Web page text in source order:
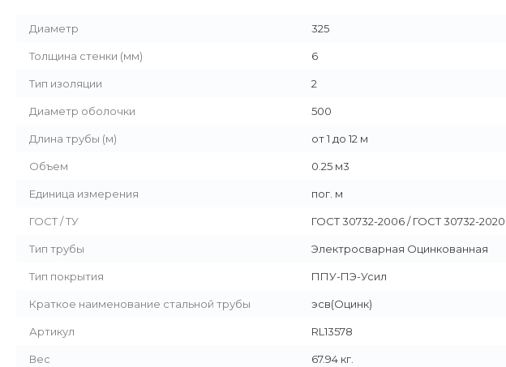
Диаметр 325
Толщина стенки (мм) 6
Тип изоляции 2
Диаметр оболочки 500
Длина трубы (м) от 1 до 12 м
Объем 0.25 м3
Единица измерения пог. м
ГОСТ / ТУ ГОСТ 30732-2006 / ГОСТ 30732-2020
Тип трубы Электросварная Оцинкованная
Тип покрытия ППУ-ПЭ-Усил
Краткое наименование стальной трубы эсв(Оцинк)
Артикул RL13578
Вес 67.94 кг.